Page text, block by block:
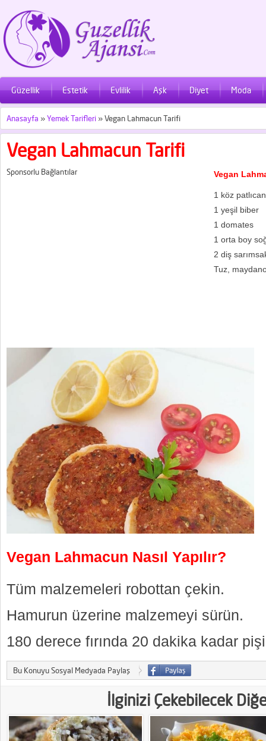
Güzellik Estetik Evlilik Aşk Diyet Moda
Anasayfa »Yemek Tarifleri »Vegan Lahmacun Tarifi
Vegan Lahmacun Tarifi
Sponsorlu Bağlantılar Vegan
1 köz patlıcan
1 yeşil biber
1 domates
1 orta boy
2 diş
Tuz,
Vegan Lahmacun Nasıl Yapılır?
Tüm malzemeleri robottan çekin.
Hamurun üzerine malzemeyi sürün.
180 derece fırında 20 dakika kadar
Bu Konuyu Sosyal Medyada Paylaş
İlginizi Çekebilecek